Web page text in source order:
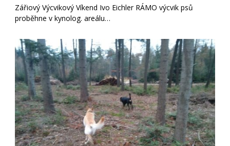
Zářiový Výcvikový Víkend Ivo Eichler RÁMO výcvik psů
proběhne v kynolog. areálu…